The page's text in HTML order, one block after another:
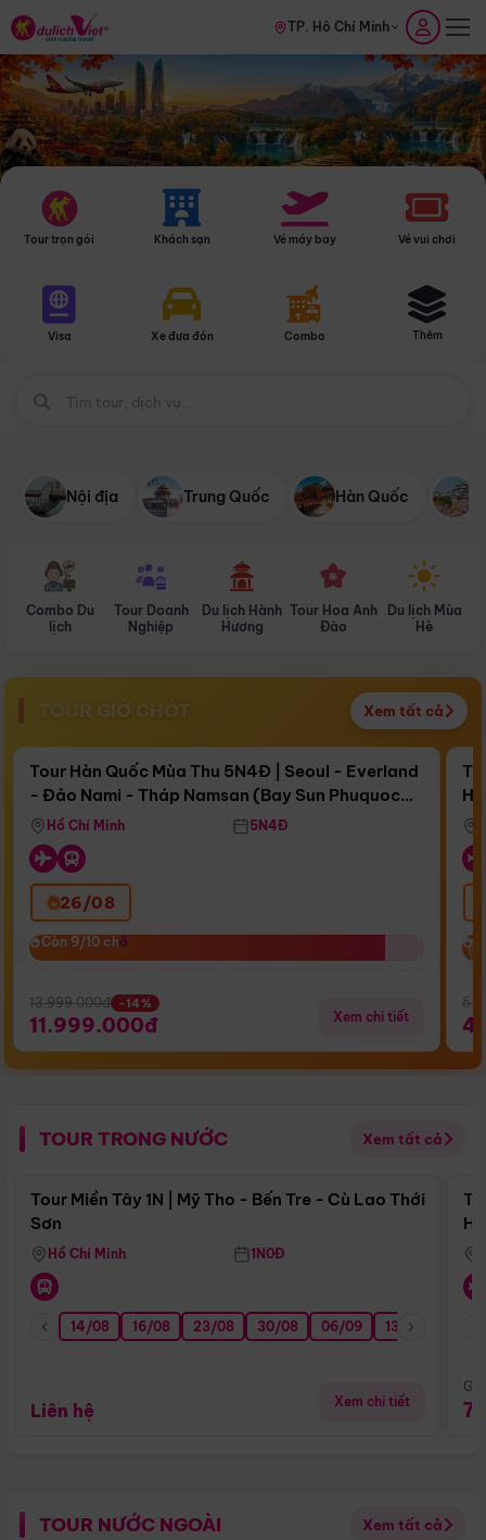
TP. Hồ Chí Minh
Tour trọn gói Khách sạn Vé máy bay Vé vui chơi
Visa Xe đưa đón Combo Thêm
Nội địa Trung Quốc Hàn Quốc
Combo Du
lịch
Tour Doanh
Nghiệp
Du lịch Hành
Hương
Tour Hoa Anh
Đào
Du lịch Mùa
Hè
TOUR GIỜ CHÓT Xem tất cả
Còn16 ngày 17:48:04
Bay Sun Phuquoc Airways
Điểm nổi bật
Tour Hàn Quốc Mùa Thu 5N4Đ | Seoul - Everland
- Đảo Nami - Tháp Namsan (Bay Sun Phuquoc
Airways)
Hồ Chí Minh 5N4Đ
26/08
Còn 9/10 chỗ
Còn 9/10 chỗ
13.999.000đ -14%
11.999.000đ Xem chi tiết
TOUR TRONG NƯỚC Xem tất cả
Điểm nổi bật
Tour Miền Tây 1N | Mỹ Tho - Bến Tre - Cù Lao Thới
Sơn
Hồ Chí Minh 1N0Đ
14/08 16/08 23/08 30/08 06/09 13/09
Liên hệ Xem chi tiết
TOUR NƯỚC NGOÀI Xem tất cả
Điểm nổi bật